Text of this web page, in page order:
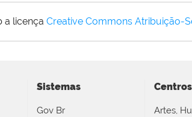
a licença Creative Commons Atribuição-
Sistemas
Gov Br
Artes,